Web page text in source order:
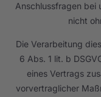
Anschlussfragen bei
nicht
Die Verarbeitung
6 Abs. 1 lit. b
eines Vertrags
vorvertraglicher